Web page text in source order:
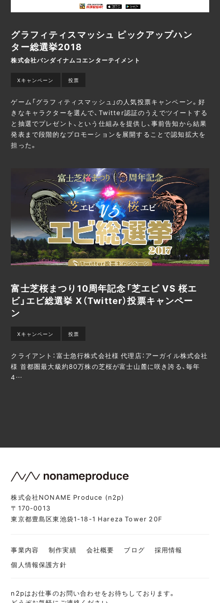
グラフィティスマッシュ ピックアップハン
ター総選挙2018
株式会社バンダイナムコエンターテイメント
Xキャンペーン 投票
ゲーム「グラフィティスマッシュ」の人気投票キャンペーン。好
きなキャラクターを選んで、Twitter認証のうえでツイートする
と抽選でプレゼント、という仕組みを提供し、事前告知から結果
発表まで段階的なプロモーションを展開することで認知拡大を
担った。
富士芝桜まつり10周年記念「芝エビ VS 桜エ
ビ」エビ総選挙 X（Twitter）投票キャンペー
ン
Xキャンペーン 投票
クライアント：富士急行株式会社様 代理店：アーガイル株式会社
様 首都圏最大級約80万株の芝桜が富士山麓に咲き誇る、毎年
4…
株式会社NONAME Produce (n2p)
〒170-0013
東京都豊島区東池袋1-18-1 Hareza Tower 20F
事業内容 制作実績 会社概要 ブログ
採用情報
個人情報保護方針
n2pはお仕事のお問い合わせをお待ちしております。